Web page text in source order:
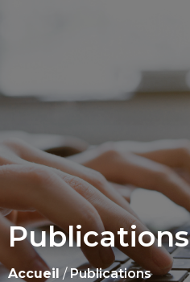
Publications
Accueil /Publications